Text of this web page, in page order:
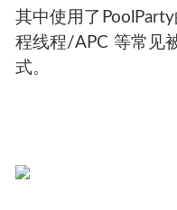
其中使用了
程线程/APC 等常见
式。